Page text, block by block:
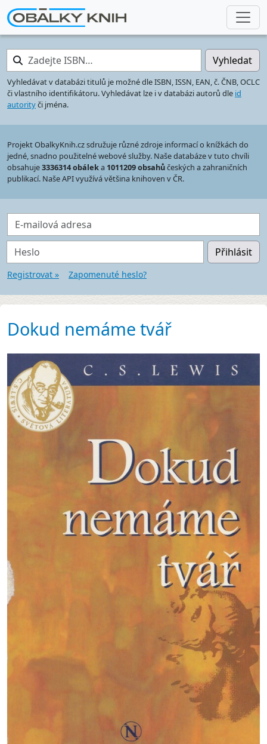
Zadejte ISBN… Vyhledat
Vyhledávat v databázi titulů je možné dle ISBN, ISSN, EAN, č. ČNB, OCLC
či vlastního identifikátoru. Vyhledávat lze i v databázi autorů dle id
autorityči jména.
Projekt ObalkyKnih.cz sdružuje různé zdroje informací o knížkách do
jedné, snadno použitelné webové služby. Naše databáze v tuto chvíli
obsahuje3336314 obáleka 1011209 obsahůčeských a zahraničních
publikací. Naše API využívá většina knihoven v ČR.
E-mailová adresa
Heslo Přihlásit
Registrovat » Zapomenuté heslo?
Dokud nemáme tvář